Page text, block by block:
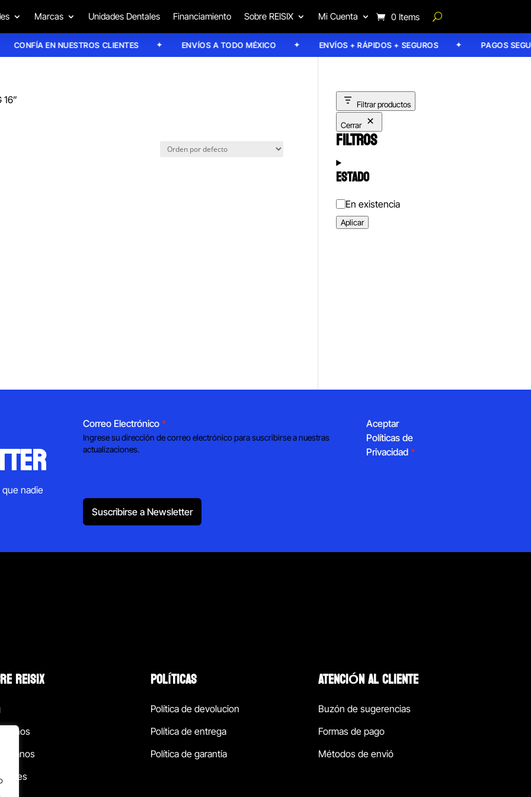
Marcas Unidades Dentales Financiamiento Sobre REISIX Mi Cuenta 0 Items
CONFÍA EN NUESTROS CLIENTES ENVÍOS A TODO MÉXICO ENVÍOS + RÁPIDOS + SEGUROS PAGOS
Filtrar productos
Cerrar
FILTROS
ESTADO
Estado
En existencia
Aplicar
nadie
Correo Electrónico *
Ingrese su dirección de correo electrónico para suscribirse a nuestras
actualizaciones.
Aceptar
Políticas de
Privacidad *
Suscribirse a Newsletter
REISIX POLÍTICAS
Política de devolucion
Política de entrega
Política de garantía
ATENCIÓN AL CLIENTE
Buzón de sugerencias
Formas de pago
Métodos de envió